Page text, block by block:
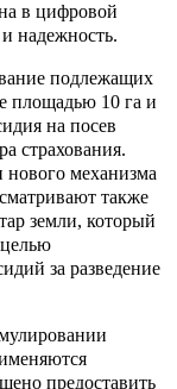
в цифровой
надежность.
подлежащих
площадью 10 га и
на посев
страхования.
нового механизма
также
земли, который
за разведение
предоставить